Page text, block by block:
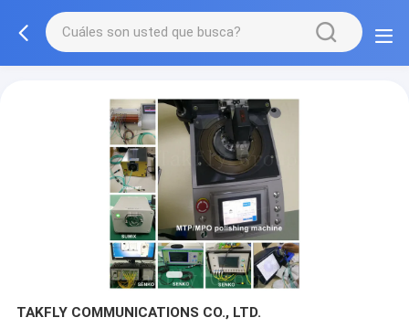
TAKFLY COMMUNICATIONS CO., LTD.